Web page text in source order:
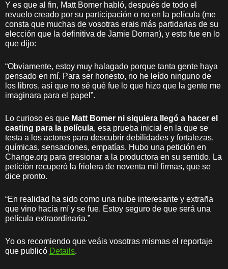
Y es que al fin, Matt Bomer habló, después de todo el
revuelo creado por su participación o no en la película (me
consta que muchas de vosotras erais más partidarias de su
elección que la definitiva de Jamie Dornan), y esto fue en lo
que dijo:
“Obviamente, estoy muy halagado porque tanta gente haya
pensado en mí. Para ser honesto, no he leído ninguno de
los libros, así que no sé qué fue lo que hizo que la gente me
imaginara para el papel”.
Lo curioso es que Matt Bomer ni siquiera llegó a hacer el
casting para la película, esa prueba inicial en la que se
testa a los actores para descubrir debilidades y fortalezas,
químicas, sensaciones, empatías. Hubo una petición en
Change.org para presionar a la productora en su sentido. La
petición recuperó la friolera de noventa mil firmas, que se
dice pronto.
“En realidad ha sido como una nube interesante y extraña
que vino hacia mí y se fue. Estoy seguro de que será una
película extraordinaria.”
Yo os recomiendo que veáis vosotras mismas el reportaje
que publicó Details.